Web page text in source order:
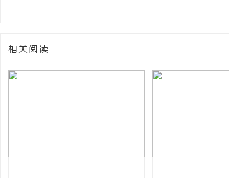
相关阅读